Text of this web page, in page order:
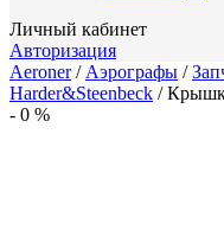
Личный кабинет
Авторизация
Aeroner/ Аэрографы /
Harder&Steenbeck /
- 0 %